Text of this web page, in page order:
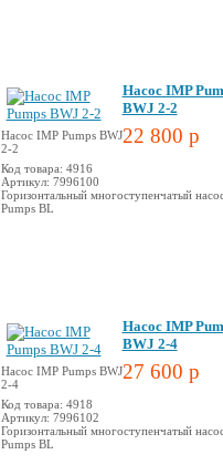
Насос IMP Pumps BWJ
2-2
Насос IMP
BWJ 2-2
22 800 p
Код товара: 4916
Артикул: 7996100
Горизонтальный многоступенчатый
Pumps BL
Насос IMP Pumps BWJ
2-4
Насос IMP
BWJ 2-4
27 600 p
Код товара: 4918
Артикул: 7996102
Горизонтальный многоступенчатый
Pumps BL